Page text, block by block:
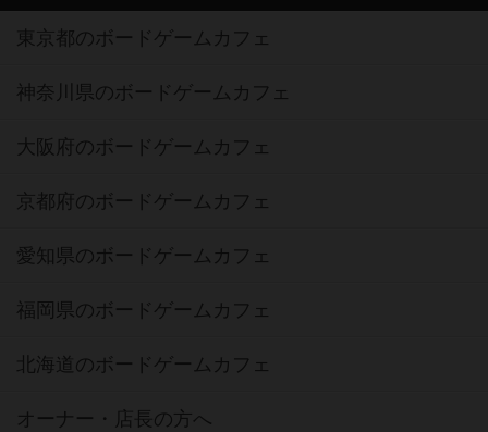
東京都のボードゲームカフェ
神奈川県のボードゲームカフェ
大阪府のボードゲームカフェ
京都府のボードゲームカフェ
愛知県のボードゲームカフェ
福岡県のボードゲームカフェ
北海道のボードゲームカフェ
オーナー・店長の方へ